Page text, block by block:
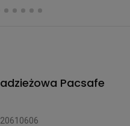
Pacsafe